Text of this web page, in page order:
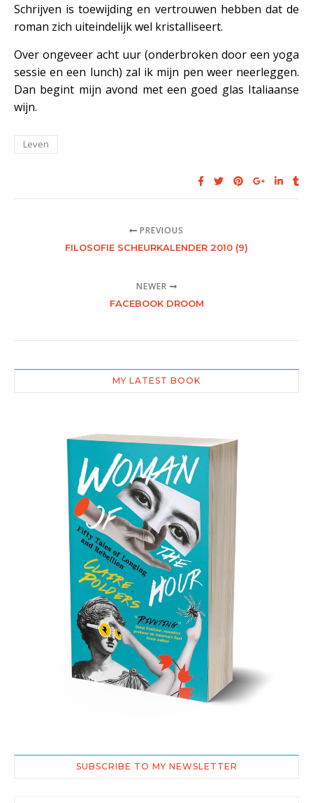
Schrijven is toewijding en vertrouwen hebben dat de
roman zich uiteindelijk wel kristalliseert.
Over ongeveer acht uur (onderbroken door een yoga
sessie en een lunch) zal ik mijn pen weer neerleggen.
Dan begint mijn avond met een goed glas Italiaanse
wijn.
Leven
PREVIOUS
FILOSOFIE SCHEURKALENDER 2010 (9)
NEWER
FACEBOOK DROOM
MY LATEST BOOK
SUBSCRIBE TO MY NEWSLETTER